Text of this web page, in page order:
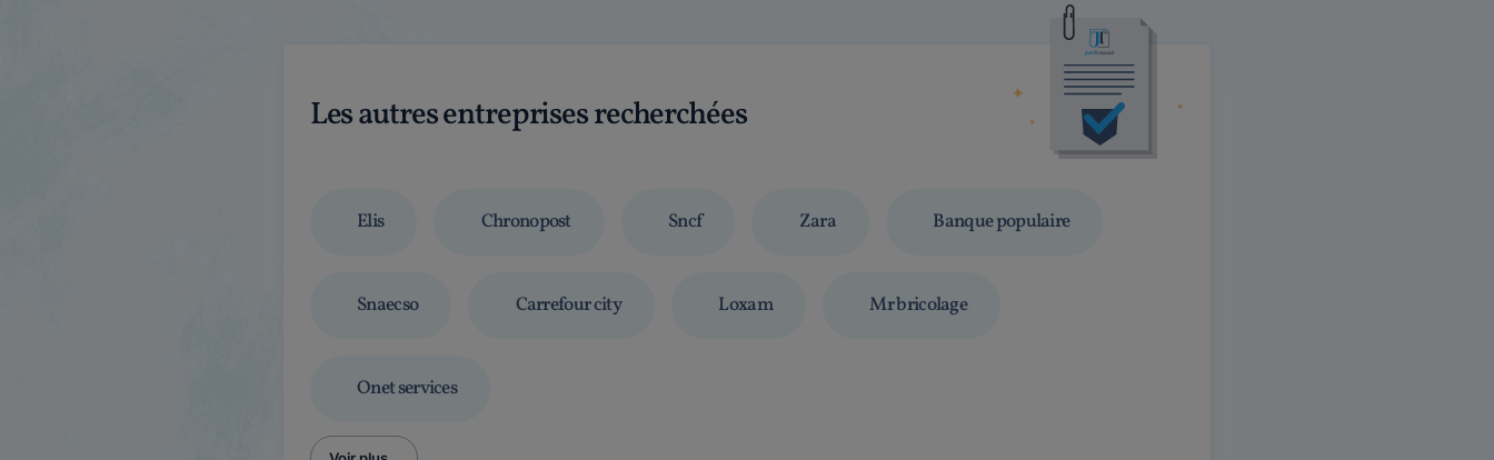
Les autres entreprises recherchées
Elis Chronopost Sncf Zara Banque populaire
Snaecso Carrefour city Loxam Mr bricolage
Onet services